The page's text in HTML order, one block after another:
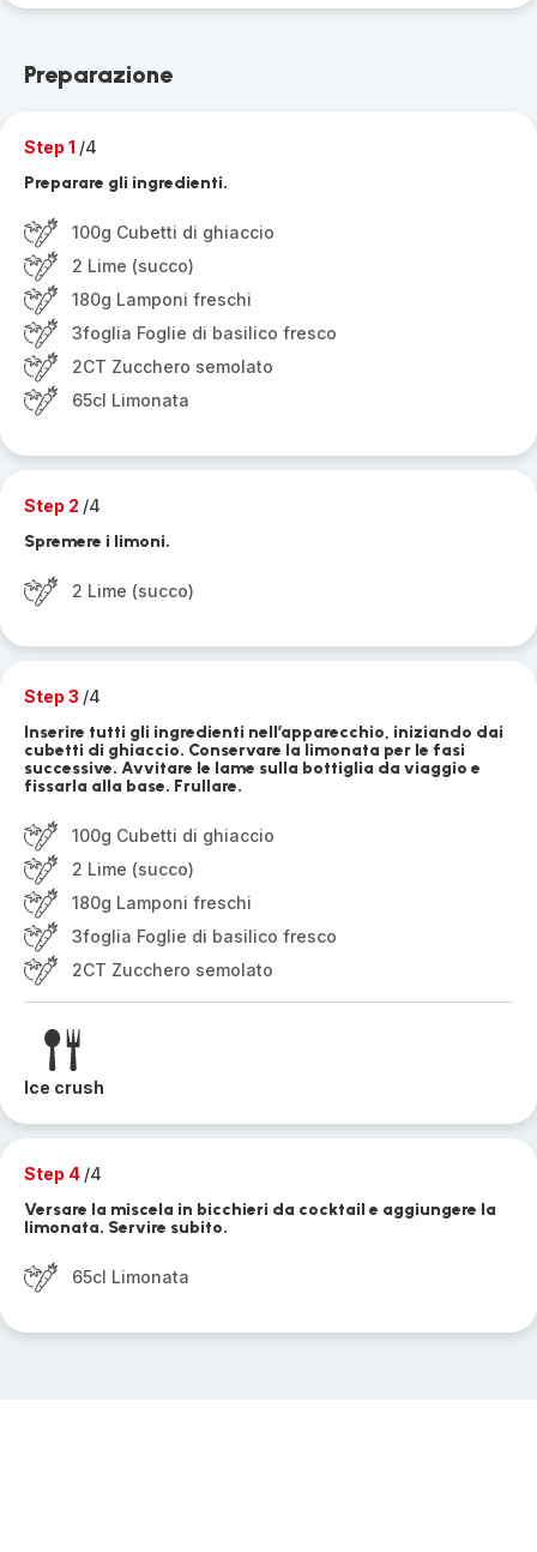
Preparazione
Step 1 /4
Preparare gli ingredienti.
100g Cubetti di ghiaccio
2 Lime (succo)
180g Lamponi freschi
3foglia Foglie di basilico fresco
2CT Zucchero semolato
65cl Limonata
Step 2 /4
Spremere i limoni.
2 Lime (succo)
Step 3 /4
Inserire tutti gli ingredienti nell’apparecchio, iniziando dai
cubetti di ghiaccio. Conservare la limonata per le fasi
successive. Avvitare le lame sulla bottiglia da viaggio e
fissarla alla base. Frullare.
100g Cubetti di ghiaccio
2 Lime (succo)
180g Lamponi freschi
3foglia Foglie di basilico fresco
2CT Zucchero semolato
Ice crush
Step 4 /4
Versare la miscela in bicchieri da cocktail e aggiungere la
limonata. Servire subito.
65cl Limonata